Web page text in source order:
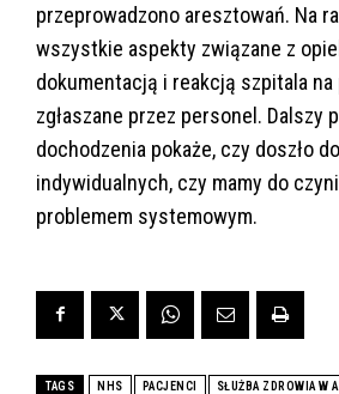
przeprowadzono aresztowań. Na
wszystkie aspekty związane z
dokumentacją i reakcją szpitala na
zgłaszane przez personel. Dalszy
dochodzenia pokaże, czy doszło
indywidualnych, czy mamy do
problemem systemowym.
TAGS NHS PACJENCI SŁUŻBA ZDROWIA W